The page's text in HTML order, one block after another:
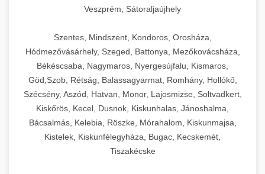
Veszprém, Sátoraljaújhely
Szentes, Mindszent, Kondoros, Orosháza,
Hódmezővásárhely, Szeged, Battonya, Mezőkovácsháza,
Békéscsaba, Nagymaros, Nyergesújfalu, Kismaros,
Göd,Szob, Rétság, Balassagyarmat, Romhány, Hollókő,
Szécsény, Aszód, Hatvan, Monor, Lajosmizse, Soltvadkert,
Kiskőrös, Kecel, Dusnok, Kiskunhalas, Jánoshalma,
Bácsalmás, Kelebia, Röszke, Mórahalom, Kiskunmajsa,
Kistelek, Kiskunfélegyháza, Bugac, Kecskemét,
Tiszakécske